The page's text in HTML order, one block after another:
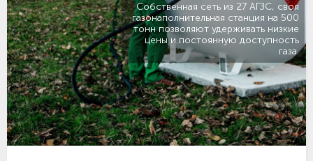
Собственная сеть из 27 АГЗС, своя
газонаполнительная станция на 500
тонн позволяют удерживать низкие
цены и постоянную доступность
газа.